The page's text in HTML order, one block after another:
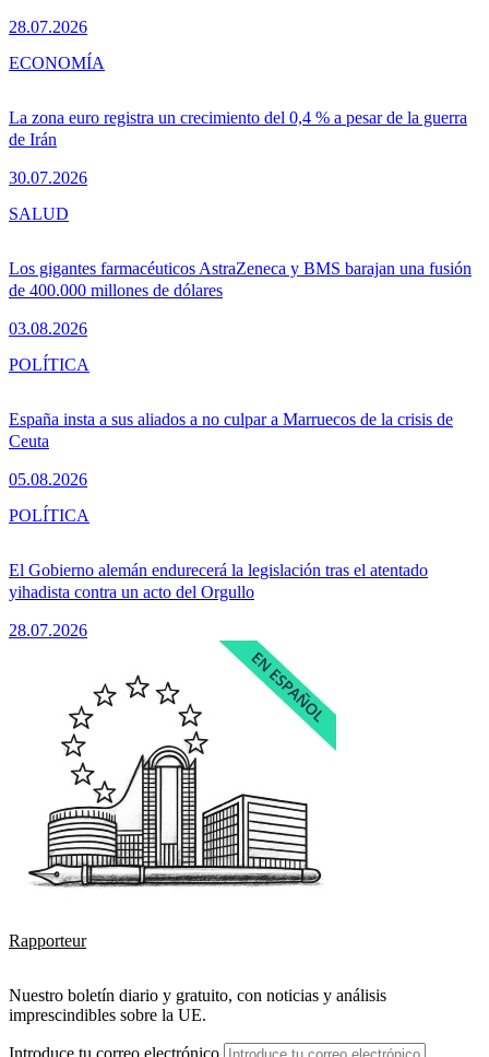
28.07.2026
La zona euro registra un crecimiento del 0,4 % a pesar de la guerra
de Irán
30.07.2026
ECONOMÍA
Los gigantes farmacéuticos AstraZeneca y BMS barajan una fusión
de 400.000 millones de dólares
03.08.2026
SALUD
España insta a sus aliados a no culpar a Marruecos de la crisis de
Ceuta
05.08.2026
POLÍTICA
El Gobierno alemán endurecerá la legislación tras el atentado
yihadista contra un acto del Orgullo
28.07.2026
POLÍTICA
Rapporteur
Nuestro boletín diario y gratuito, con noticias y análisis
imprescindibles sobre la UE.